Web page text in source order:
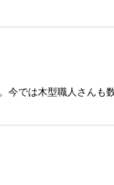
では木型職人さん